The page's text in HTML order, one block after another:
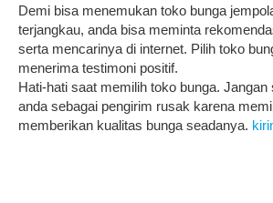
Demi bisa menemukan toko bunga
terjangkau, anda bisa meminta
serta mencarinya di internet. Pilih toko
menerima testimoni positif.
Hati-hati saat memilih toko bunga. Jangan
anda sebagai pengirim rusak karena
memberikan kualitas bunga seadanya.